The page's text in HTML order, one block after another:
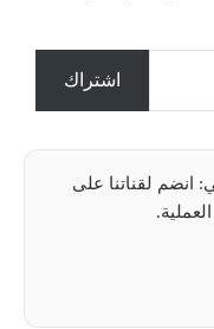
اشتراك
انضم لقناتنا على